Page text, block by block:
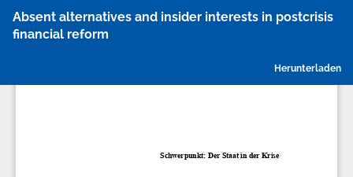
Artikeldetails
zurückkehren
Absent alternatives and insider interests in postcrisis
financial reform
Herunterladen